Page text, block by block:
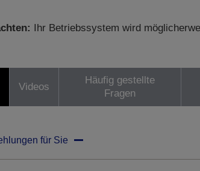
Ihr Betriebssystem wird
Videos
Häufig gestellte
Fragen
für Sie